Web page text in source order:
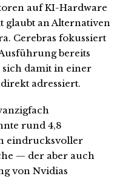
auf KI-Hardware
glaubt an Alternativen
Cerebras fokussiert
bereits
damit in einer
adressiert.
rund 4,8
eindrucksvoller
— der aber auch
von Nvidias